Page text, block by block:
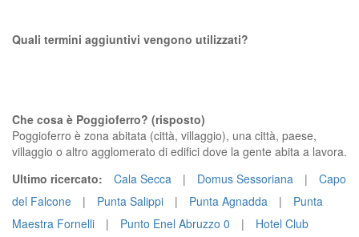
Quali termini aggiuntivi vengono utilizzati?
Che cosa è Poggioferro? (risposto)
Poggioferro è zona abitata (città, villaggio), una città, paese,
villaggio o altro agglomerato di edifici dove la gente abita a lavora.
Ultimo ricercato:
Cala Secca | Domus Sessoriana |
Capo
del Falcone
| Punta Salippi | Punta Agnadda |
Punta
Maestra Fornelli
| Punto Enel Abruzzo 0 |
Hotel Club